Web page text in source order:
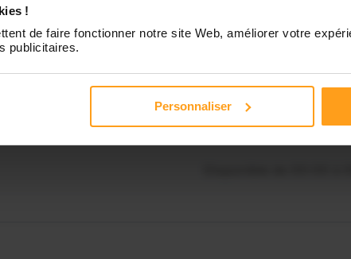
!
de faire fonctionner notre site Web, améliorer votre
publicitaires.
Personnaliser
Disponible de 00:00 à
Contactez-nous